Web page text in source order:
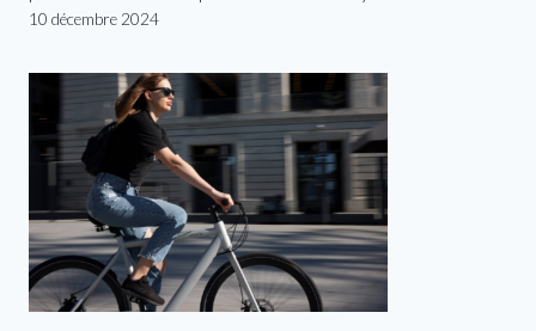
10 décembre 2024